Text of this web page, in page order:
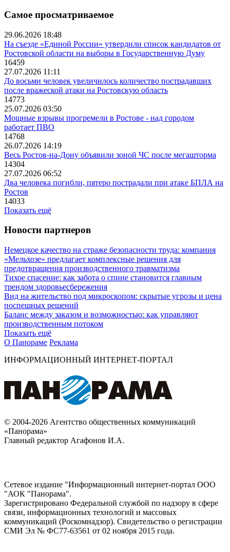
Самое просматриваемое
29.06.2026 18:48
На съезде «Единой России» утвердили список кандидатов от
Ростовской области на выборы в Государственную Думу
16459
27.07.2026 11:11
До восьми человек увеличилось количество пострадавших
после вражеской атаки на Ростовскую область
14773
25.07.2026 03:50
Мощные взрывы прогремели в Ростове - над городом
работает ПВО
14768
26.07.2026 14:19
Весь Ростов-на-Дону объявили зоной ЧС после мегашторма
14304
27.07.2026 06:52
Два человека погибли, пятеро пострадали при атаке БПЛА на
Ростов
14033
Показать ещё
Новости партнеров
Немецкое качество на страже безопасности труда: компания
«Мельхозе» предлагает комплексные решения для
предотвращения производственного травматизма
Тихое спасение: как забота о спине становится главным
трендом здоровьесбережения
Вид на жительство под микроскопом: скрытые угрозы и цена
поспешных решений
Баланс между заказом и возможностью: как управляют
производственным потоком
Показать ещё
О Панораме Реклама
ИНФОРМАЦИОННЫЙ ИНТЕРНЕТ-ПОРТАЛ
© 2004-2026 Агентство общественных коммуникаций
«Панорама»
Главный редактор Агафонов И.А.
Сетевое издание "Информационный интернет-портал ООО
"АОК "Панорама".
Зарегистрировано Федеральной службой по надзору в сфере
связи, информационных технологий и массовых
коммуникаций (Роскомнадзор). Cвидетельство о регистрации
СМИ Эл № ФС77-63561 от 02 ноября 2015 года.